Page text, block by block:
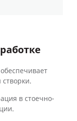
в стоечно-